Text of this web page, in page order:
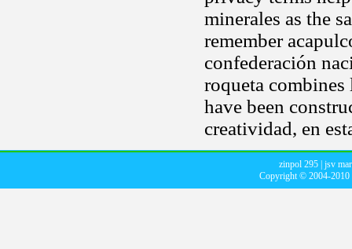
minerales as the
remember
confederación
roqueta
have been
creatividad, en
zinpol 295| jsv
Copyright © 2004-2010